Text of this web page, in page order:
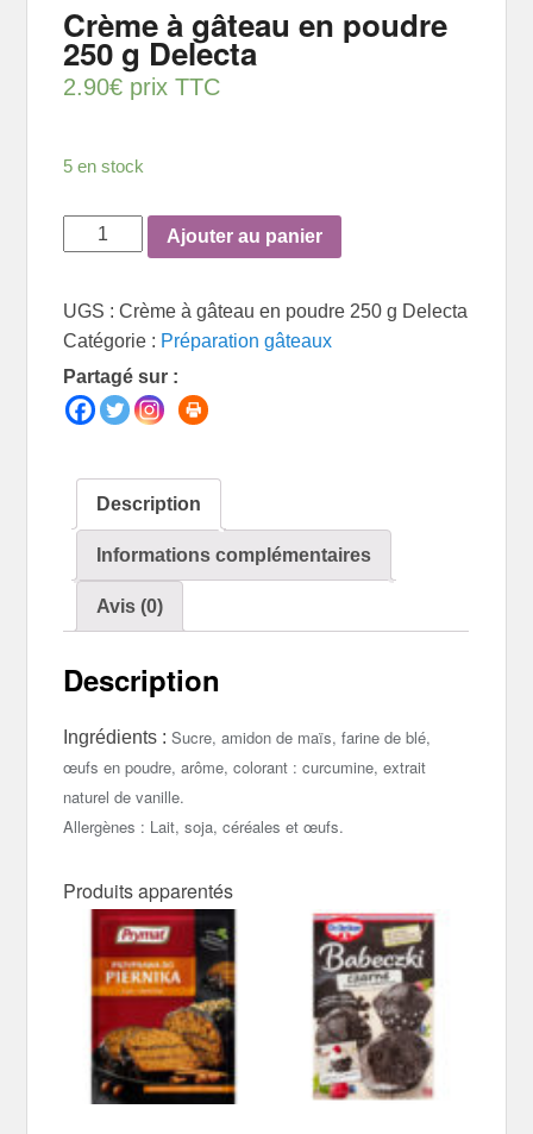
Crème à gâteau en poudre
250 g Delecta
2.90€ prix TTC
5 en stock
quantité
de
à
gâteau
en
poudre
Delecta
Ajouter au panier
UGS :Crème à gâteau en poudre 250 g Delecta
Catégorie : Préparation gâteaux
Partagé sur :
Description
Informations complémentaires
Avis (0)
Description
Ingrédients :Sucre, amidon de maïs, farine de blé,
œufs en poudre, arôme, colorant : curcumine, extrait
naturel de vanille.
Allergènes : Lait, soja, céréales et œufs.
Produits apparentés